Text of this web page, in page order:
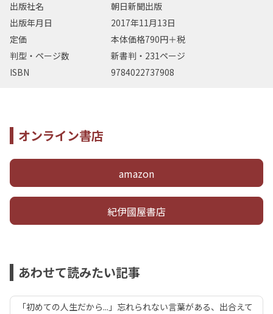
出版社名
朝日新聞出版
出版年月日
2017年11月13日
定価
本体価格790円＋税
判型・ページ数
新書判・231ページ
ISBN
9784022737908
オンライン書店
amazon
紀伊國屋書店
あわせて読みたい記事
「初めての人生だから...」忘れられない言葉がある、出合えて